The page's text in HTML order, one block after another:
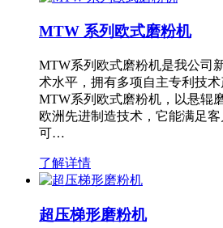
MTW 系列欧式磨粉机
MTW系列欧式磨粉机是我公司
术水平，拥有多项自主专利技
MTW系列欧式磨粉机，以悬辊
欧洲先进制造技术，它能满足
可…
了解详情
超压梯形磨粉机